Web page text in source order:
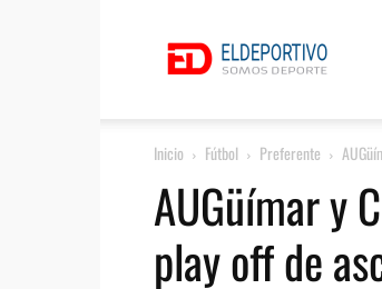
Inicio Fútbol Preferente
AUGüímar y
play off de